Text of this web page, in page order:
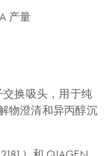
产量
交换吸头，用于纯
物澄清和异丙醇沉